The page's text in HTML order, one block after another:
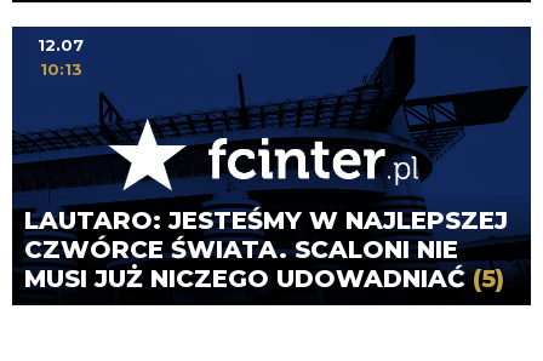
LAUTARO: JESTEŚMY W NAJLEPSZEJ
CZWÓRCE ŚWIATA. SCALONI NIE
MUSI JUŻ NICZEGO UDOWADNIAĆ(5)
12.07
10:13